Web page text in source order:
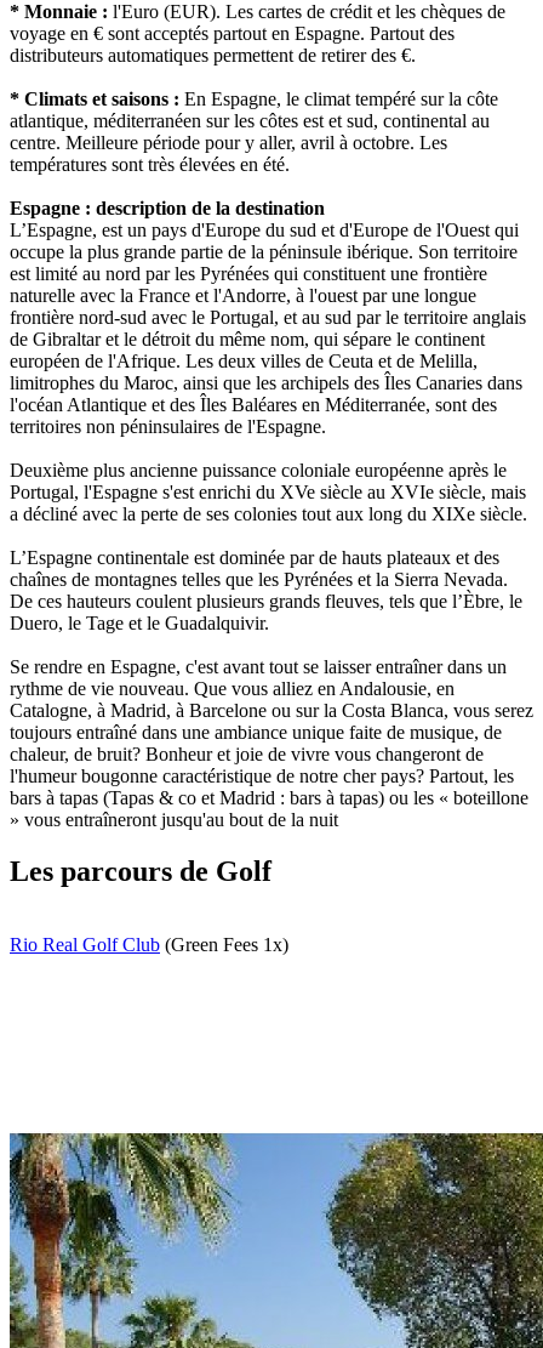
* Monnaie : l'Euro (EUR). Les cartes de crédit et les chèques de
voyage en € sont acceptés partout en Espagne. Partout des
distributeurs automatiques permettent de retirer des €.
* Climats et saisons : En Espagne, le climat tempéré sur la côte
atlantique, méditerranéen sur les côtes est et sud, continental au
centre. Meilleure période pour y aller, avril à octobre. Les
températures sont très élevées en été.
Espagne : description de la destination
L’Espagne, est un pays d'Europe du sud et d'Europe de l'Ouest qui
occupe la plus grande partie de la péninsule ibérique. Son territoire
est limité au nord par les Pyrénées qui constituent une frontière
naturelle avec la France et l'Andorre, à l'ouest par une longue
frontière nord-sud avec le Portugal, et au sud par le territoire anglais
de Gibraltar et le détroit du même nom, qui sépare le continent
européen de l'Afrique. Les deux villes de Ceuta et de Melilla,
limitrophes du Maroc, ainsi que les archipels des Îles Canaries dans
l'océan Atlantique et des Îles Baléares en Méditerranée, sont des
territoires non péninsulaires de l'Espagne.
Deuxième plus ancienne puissance coloniale européenne après le
Portugal, l'Espagne s'est enrichi du XVe siècle au XVIe siècle, mais
a décliné avec la perte de ses colonies tout aux long du XIXe siècle.
L’Espagne continentale est dominée par de hauts plateaux et des
chaînes de montagnes telles que les Pyrénées et la Sierra Nevada.
De ces hauteurs coulent plusieurs grands fleuves, tels que l’Èbre, le
Duero, le Tage et le Guadalquivir.
Se rendre en Espagne, c'est avant tout se laisser entraîner dans un
rythme de vie nouveau. Que vous alliez en Andalousie, en
Catalogne, à Madrid, à Barcelone ou sur la Costa Blanca, vous serez
toujours entraîné dans une ambiance unique faite de musique, de
chaleur, de bruit? Bonheur et joie de vivre vous changeront de
l'humeur bougonne caractéristique de notre cher pays? Partout, les
bars à tapas (Tapas & co et Madrid : bars à tapas) ou les « boteillone
» vous entraîneront jusqu'au bout de la nuit
Les parcours de Golf
Rio Real Golf Club (Green Fees 1x)